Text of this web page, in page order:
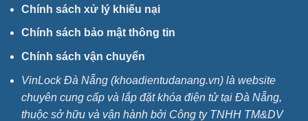
Chính sách xử lý khiếu nại
Chính sách bảo mật thông tin
Chính sách vận chuyển
VinLock Đà Nẵng (khoadientudanang.vn) là website
chuyên cung cấp và lắp đặt khóa điện tử tại Đà Nẵng,
thuộc sở hữu và vận hành bởi Công ty TNHH TM&DV